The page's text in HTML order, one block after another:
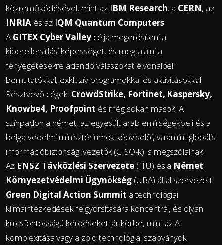
közreműködésével, mint az IBM Research, a CERN, az
INRIA és az IQM Quantum Computers
A GITEX Cyber Valley célja megerősíteni a
kiberellenállási képességet, és megtalálni a
fenyegetésekre adandó válaszokat élvonalbeli
bemutatókkal, exkluzív programokkal és aktivitásokkal.
Résztvevő cégek: CrowdStrike, Fortinet, Kaspersky,
Knowbe4, Proofpoint és még sokan mások. A
színpadon a német, az egyesült arab emírségekbeli és a
belga védelmi minisztériumok képviselői, valamint globális
információbiztonsági vezetők (CISO-k) is megszólalnak.
Az ENSZ Távközlési Szervezete (ITU) és a Német
Környezetvédelmi Ügynökség (UBA) által szervezett
Green Digital Action Summit a technológiai
klímaintézkedések felgyorsítására koncentrál, és olyan
kulcsfontosságú kérdéseket jár körbe, mint az AI
komplexitása vagy a zöld technológiai szabványok